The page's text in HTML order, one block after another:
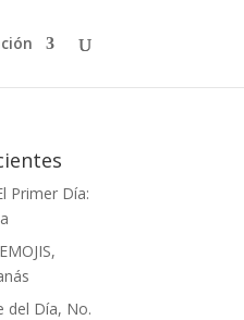
Primer Día:
del Día, No.